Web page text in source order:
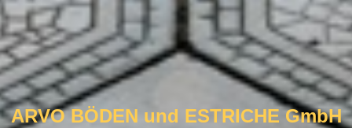
ARVO BÖDEN und ESTRICHE GmbH